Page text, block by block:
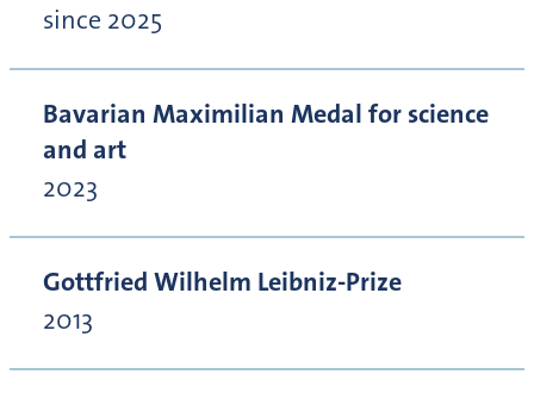
since 2025
Bavarian Maximilian Medal for science
and art
2023
Gottfried Wilhelm Leibniz-Prize
2013